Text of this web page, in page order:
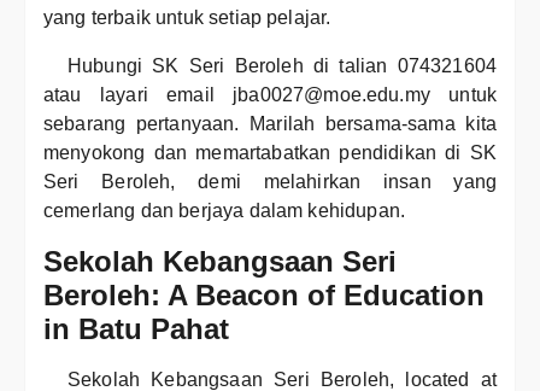
yang terbaik untuk setiap pelajar.
Hubungi SK Seri Beroleh di talian 074321604
atau layari email jba0027@moe.edu.my untuk
sebarang pertanyaan. Marilah bersama-sama kita
menyokong dan memartabatkan pendidikan di SK
Seri Beroleh, demi melahirkan insan yang
cemerlang dan berjaya dalam kehidupan.
Sekolah Kebangsaan Seri
Beroleh: A Beacon of Education
in Batu Pahat
Sekolah Kebangsaan Seri Beroleh, located at